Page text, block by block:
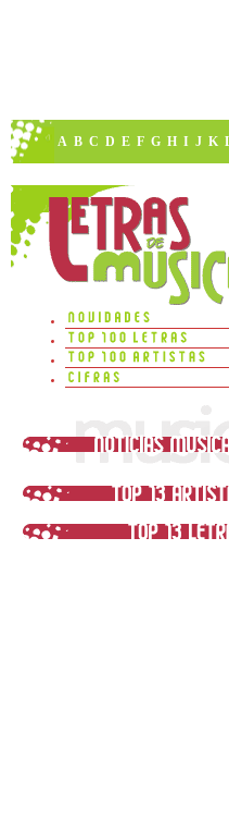
A B C D E F G H I J K